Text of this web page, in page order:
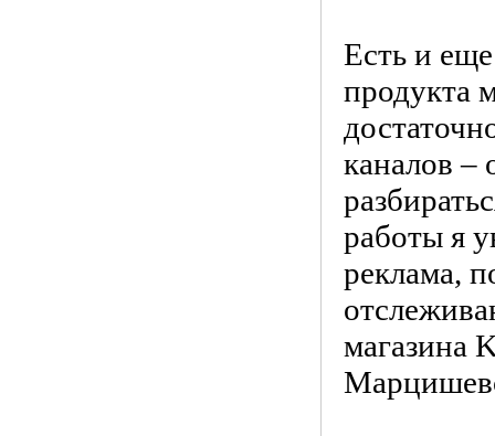
Есть и
продукта
каналов –
работы я
реклама,
магазина